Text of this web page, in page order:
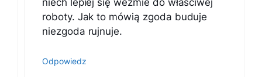
niech lepiej się weźmie do właściwej
roboty. Jak to mówią zgoda buduje
niezgoda rujnuje.
Odpowiedz